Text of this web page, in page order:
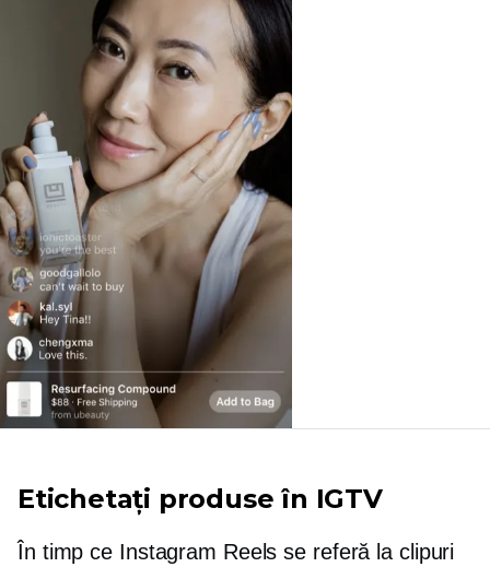
Etichetați produse în IGTV
În timp ce Instagram Reels se referă la clipuri